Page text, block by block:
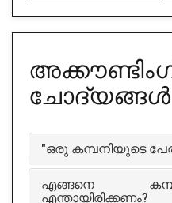
ചോദ്യങ്ങൾ
"ഒരു കമ്പനിയുടെ
എങ്ങനെ
എന്തായിരിക്കണം?